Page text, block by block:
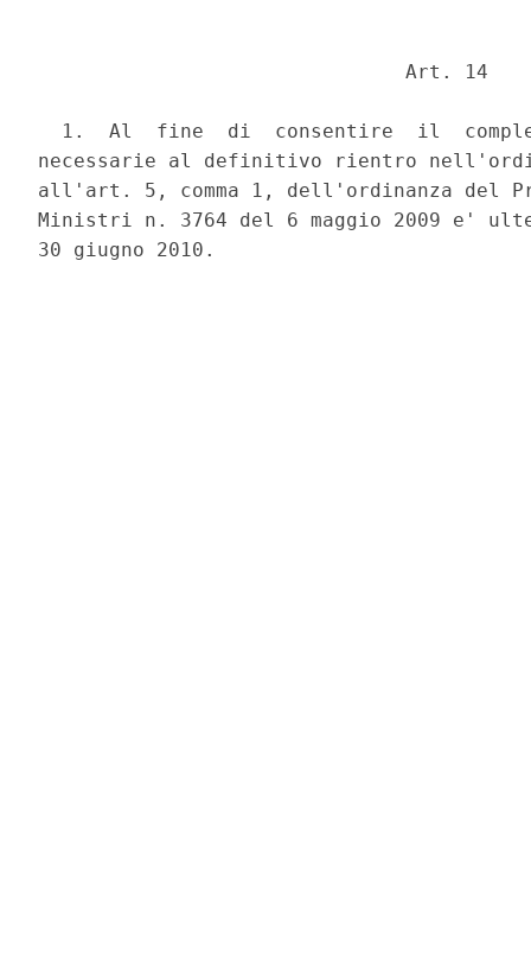
                               Art. 14
1.  Al  fine  di  consentire  il
necessarie al definitivo rientro
all'art. 5, comma 1, dell'ordinanza del
Ministri n. 3764 del 6 maggio 2009 e'